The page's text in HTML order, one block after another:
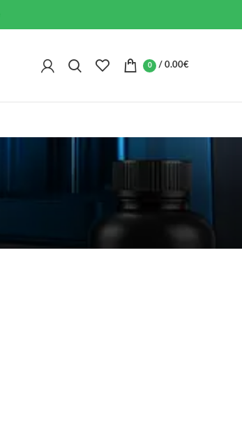
0 / 0.00€